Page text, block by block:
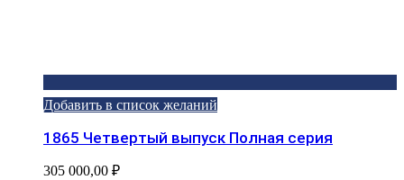
Добавить в список желаний
1865 Четвертый выпуск Полная серия
305 000,00 ₽